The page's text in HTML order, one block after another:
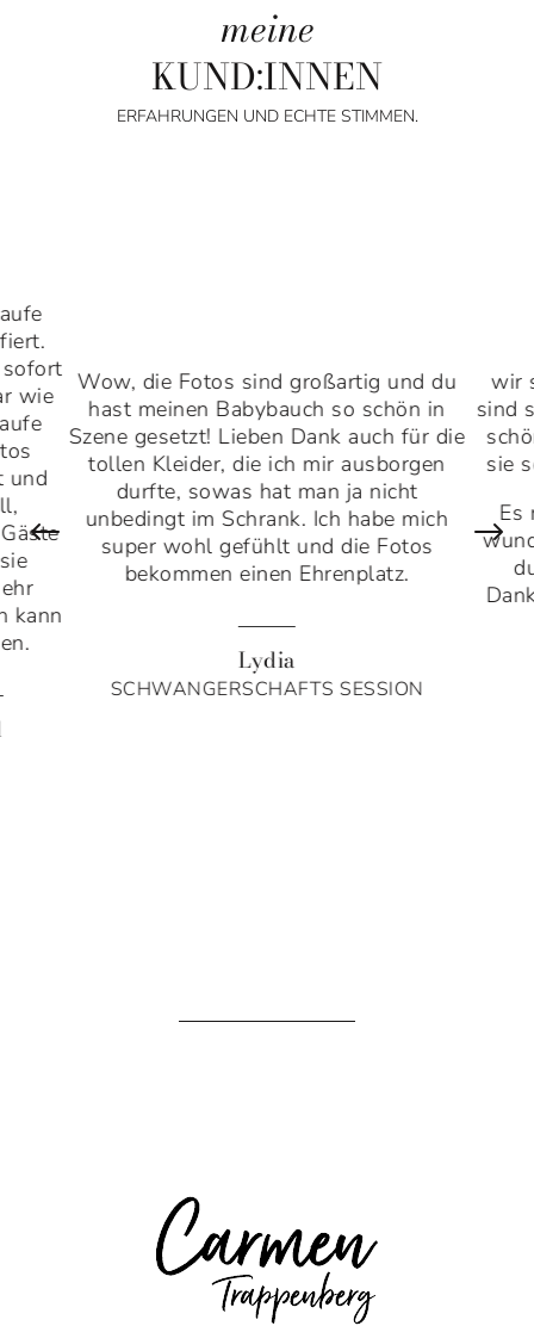
meine
KUND:INNEN
ERFAHRUNGEN UND ECHTE STIMMEN.
wie
und
kann
Wow, die Fotos sind großartig und du
hast meinen Babybauch so schön in
Szene gesetzt! Lieben Dank auch für die
tollen Kleider, die ich mir ausborgen
durfte, sowas hat man ja nicht
unbedingt im Schrank. Ich habe mich
super wohl gefühlt und die Fotos
bekommen einen Ehrenplatz.
Lydia
SCHWANGERSCHAFTS SESSION
wir
sind
sie
Es
# $